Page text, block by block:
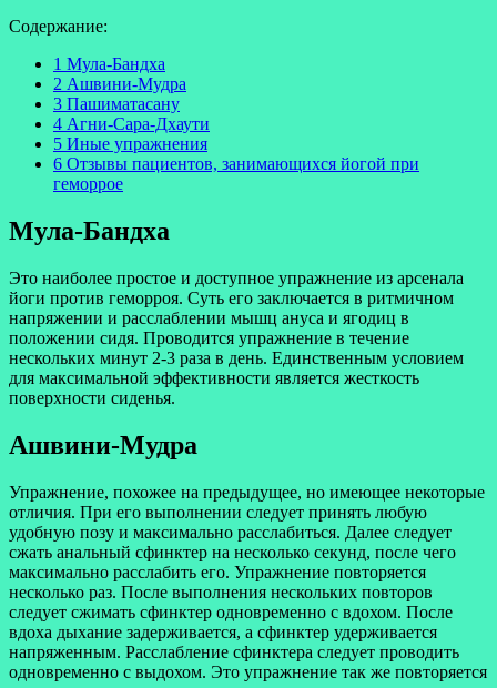
Содержание:
1 Мула-Бандха
2 Ашвини-Мудра
3 Пашиматасану
4 Агни-Сара-Дхаути
5 Иные упражнения
6 Отзывы пациентов, занимающихся йогой при
геморрое
Мула-Бандха
Это наиболее простое и доступное упражнение из арсенала
йоги против геморроя. Суть его заключается в ритмичном
напряжении и расслаблении мышц ануса и ягодиц в
положении сидя. Проводится упражнение в течение
нескольких минут 2-3 раза в день. Единственным условием
для максимальной эффективности является жесткость
поверхности сиденья.
Ашвини-Мудра
Упражнение, похожее на предыдущее, но имеющее некоторые
отличия. При его выполнении следует принять любую
удобную позу и максимально расслабиться. Далее следует
сжать анальный сфинктер на несколько секунд, после чего
максимально расслабить его. Упражнение повторяется
несколько раз. После выполнения нескольких повторов
следует сжимать сфинктер одновременно с вдохом. После
вдоха дыхание задерживается, а сфинктер удерживается
напряженным. Расслабление сфинктера следует проводить
одновременно с выдохом. Это упражнение так же повторяется